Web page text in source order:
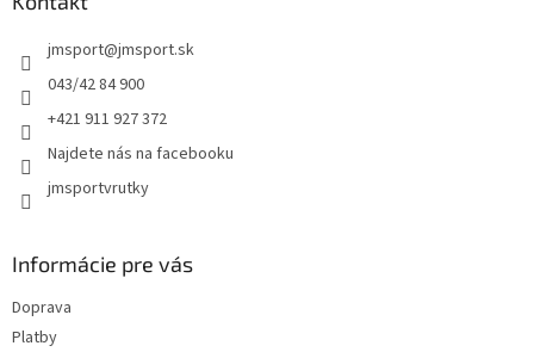
jmsport@jmsport.sk
043/42 84 900
+421 911 927 372
Najdete nás na facebooku
jmsportvrutky
Informácie pre vás
Doprava
Platby